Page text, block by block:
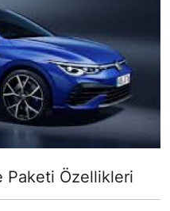
Paketi Özellikleri